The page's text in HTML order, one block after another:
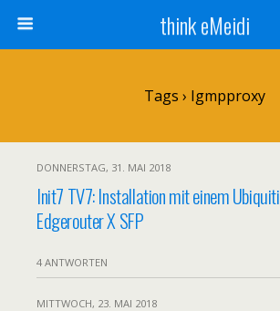
think eMeidi
Tags › Igmpproxy
DONNERSTAG, 31. MAI 2018
Init7 TV7: Installation mit einem Ubiquiti
Edgerouter X SFP
4 ANTWORTEN
MITTWOCH, 23. MAI 2018